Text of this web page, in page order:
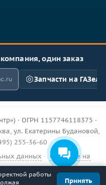
один заказ
Запчасти на ГАЗель
работы
Принять
· ОГРН 1157746118375 ·
ул. Екатерины Будановой,
255-36-60
данных · Согласие на
соглашение · Публичная
и возврат